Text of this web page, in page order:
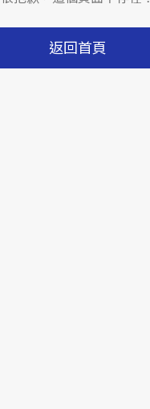
返回首頁